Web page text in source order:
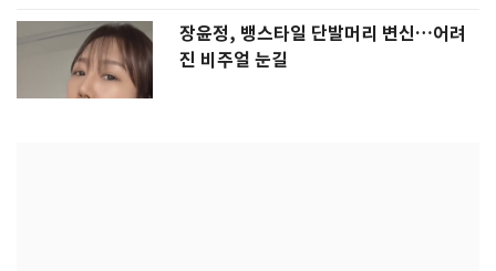
장윤정, 뱅스타일 단발머리 변신…어려
진 비주얼 눈길